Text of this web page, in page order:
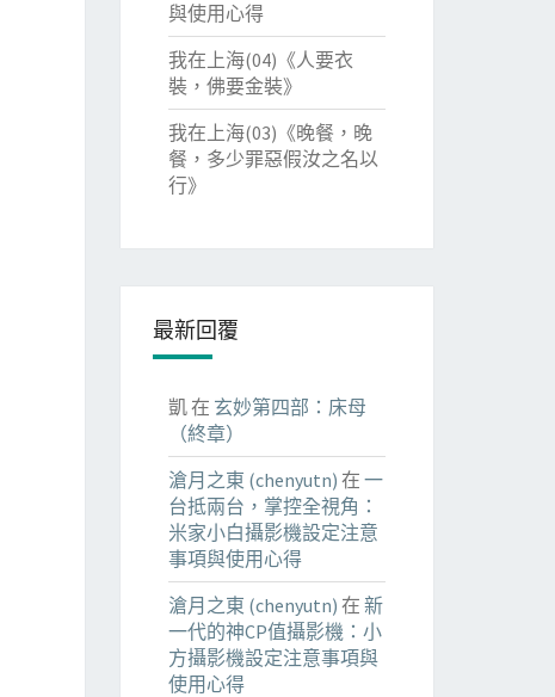
與使用心得
我在上海(04)《人要衣
裝，佛要金裝》
我在上海(03)《晚餐，晚
餐，多少罪惡假汝之名以
行》
最新回覆
凱在 玄妙第四部：床母
（終章）
滄月之東 (chenyutn) 在 一
台抵兩台，掌控全視角：
米家小白攝影機設定注意
事項與使用心得
滄月之東 (chenyutn) 在 新
一代的神CP值攝影機：小
方攝影機設定注意事項與
使用心得